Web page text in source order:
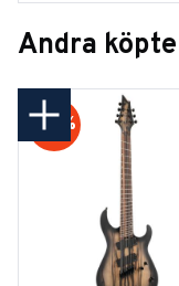
Andra
20 %